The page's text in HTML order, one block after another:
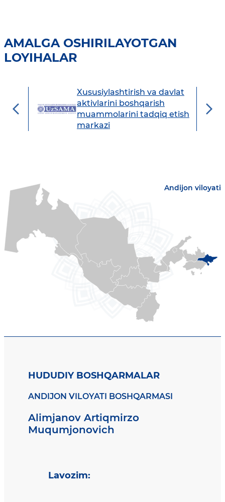
AMALGA OSHIRILAYOTGAN
LOYIHALAR
Xususiylashtirish va davlat
aktivlarini boshqarish
muammolarini tadqiq etish
markazi
Andijon viloyati
HUDUDIY BOSHQARMALAR
ANDIJON VILOYATI BOSHQARMASI
Alimjanov Artiqmirzo
Muqumjonovich
Lavozim: